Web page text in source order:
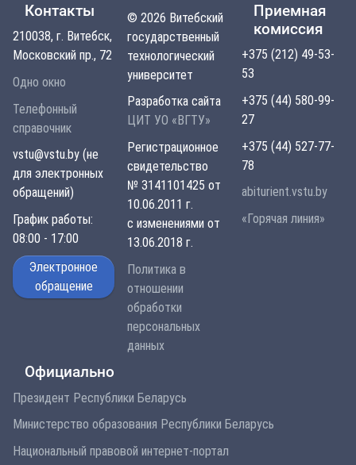
Контакты
210038, г. Витебск,
Московский пр., 72
Одно окно
Телефонный
справочник
vstu@vstu.by (не
для электронных
обращений)
График работы:
08:00 - 17:00
Электронное
обращение
© 2026 Витебский
государственный
технологический
университет
Разработка сайта
ЦИТ УО «ВГТУ»
Регистрационное
свидетельство
№ 3141101425 от
10.06.2011 г.
с изменениями от
13.06.2018 г.
Политика в
отношении
обработки
персональных
данных
Приемная
комиссия
+375 (212) 49-53-
53
+375 (44) 580-99-
27
+375 (44) 527-77-
78
abiturient.vstu.by
«Горячая линия»
Официально
Президент Республики Беларусь
Министерство образования Республики Беларусь
Национальный правовой интернет-портал